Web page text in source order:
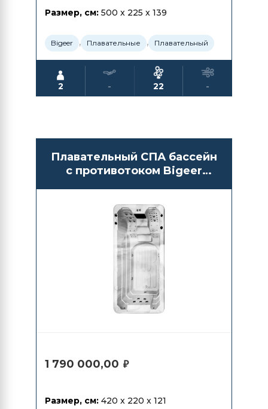
Размер, см: 500 x 225 x 139
Bigeer , Плавательные , Плавательный
2 - 22 -
Плавательный СПА бассейн
с противотоком Bigeer
1 790 000,00 ₽
Размер, см: 420 x 220 x 121